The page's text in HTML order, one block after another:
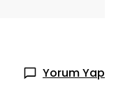
Yorum Yap